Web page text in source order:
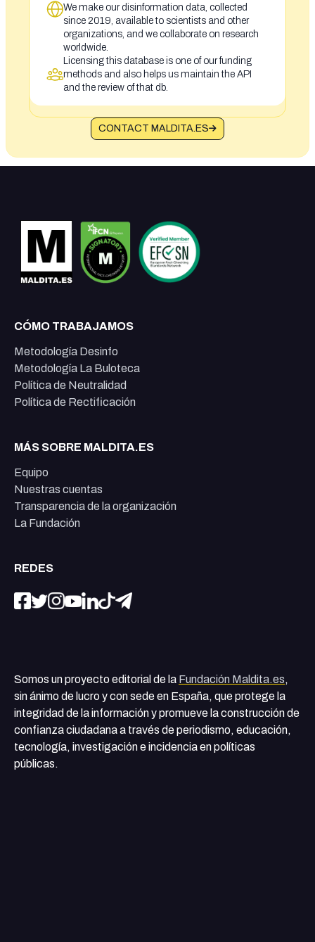
We make our disinformation data, collected
since 2019, available to scientists and other
organizations, and we collaborate on research
worldwide.
Licensing this database is one of our funding
methods and also helps us maintain the API
and the review of that db.
CONTACT MALDITA.ES
CÓMO TRABAJAMOS
Metodología Desinfo
Metodología La Buloteca
Política de Neutralidad
Política de Rectificación
MÁS SOBRE MALDITA.ES
Equipo
Nuestras cuentas
Transparencia de la organización
La Fundación
REDES
Somos un proyecto editorial de la Fundación Maldita.es,
sin ánimo de lucro y con sede en España, que protege la
integridad de la información y promueve la construcción de
confianza ciudadana a través de periodismo, educación,
tecnología, investigación e incidencia en políticas
públicas.